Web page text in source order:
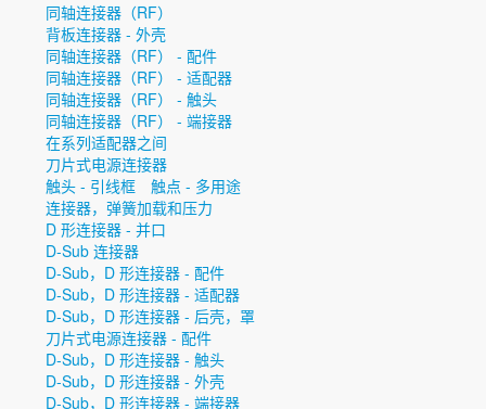
同轴连接器（RF）
背板连接器 - 外壳
同轴连接器（RF） - 配件
同轴连接器（RF） - 适配器
同轴连接器（RF） - 触头
同轴连接器（RF） - 端接器
在系列适配器之间
刀片式电源连接器
触头 - 引线框
触点 - 多用途
连接器，弹簧加载和压力
D 形连接器 - 并口
D-Sub 连接器
D-Sub，D 形连接器 - 配件
D-Sub，D 形连接器 - 适配器
D-Sub，D 形连接器 - 后壳，罩
刀片式电源连接器 - 配件
D-Sub，D 形连接器 - 触头
D-Sub，D 形连接器 - 外壳
D-Sub，D 形连接器 - 端接器